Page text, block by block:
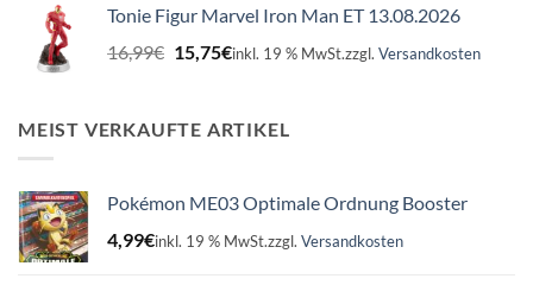
16,99€15,75€.
Tonie Figur Marvel Iron Man ET 13.08.2026
16,99€ Ursprünglicher
Preis
16,99€
15,75€Aktueller
15,75€.
inkl. 19 % MwSt.zzgl. Versandkosten
MEIST VERKAUFTE ARTIKEL
Pokémon ME03 Optimale Ordnung Booster
4,99€inkl. 19 % MwSt.zzgl. Versandkosten